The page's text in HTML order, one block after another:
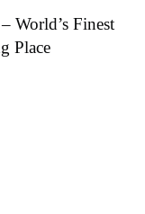
World’s Finest
Place